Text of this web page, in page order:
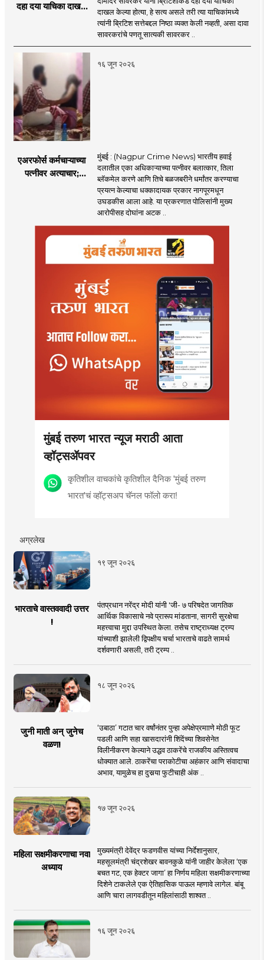
दहा दया याचिका दाखल
निष्ठा व्यक्त केली नाही’!
पणतू सात्यकी सावरकर
यांनी न्यायालयात सादर
केला दावा
दाखल केल्या होत्या, हे सत्य असले तरी त्या याचिकांमध्ये
त्यांनी ब्रिटिश सत्तेबद्दल निष्ठा व्यक्त केली नव्हती, असा दावा
सावरकरांचे पणतू सात्यकी सावरकर ..
१६ जून २०२६
एअरफोर्स कर्मचाऱ्याच्या
पत्नीवर अत्याचार;
मुंबई : (Nagpur Crime News) भारतीय हवाई
दलातील एका अधिकाऱ्याच्या पत्नीवर बलात्कार, तिला
ब्लॅकमेल करणे आणि तिचे बळजबरीने धर्मांतर करण्याचा
प्रयत्न केल्याचा धक्कादायक प्रकार नागपूरमधून
उघडकीस आला आहे. या प्रकरणात पोलिसांनी मुख्य
आरोपीसह दोघांना अटक ..
मुंबई तरुण भारत न्यूज मराठी आता
व्हॉट्सॲपवर
कृतिशील वाचकांचे कृतिशील दैनिक 'मुंबई तरुण
भारत'चं व्हॉट्सअप चॅनल फॉलो करा!
अग्रलेख
१९ जून २०२६
भारताचे वास्तववादी उत्तर
!
पंतप्रधान नरेंद्र मोदी यांनी 'जी- ७ परिषदेत जागतिक
आर्थिक विकासाचे नवे प्रारूप मांडताना, सागरी सुरक्षेचा
महत्त्वाचा मुद्दा उपस्थित केला. तसेच राष्ट्राध्यक्ष ट्रम्प
यांच्याशी झालेली द्विपक्षीय चर्चा भारताचे वाढते सामर्थ
दर्शवणारी असली, तरी ट्रम्प ..
१८ जून २०२६
जुनी माती अन् जुनेच
वळण!
‘उबाठा’ गटात चार वर्षांनंतर पुन्हा अपेक्षेप्रमााणे मोठी फूट
पडली आणि सहा खासदारांनी शिंदेंच्या शिवसेनेत
विलीनीकरण केल्याने उद्धव ठाकरेंचे राजकीय अस्तित्वच
धोक्यात आले. ठाकरेंचा पराकोटीचा अहंकार आणि संवादाचा
अभाव, यामुळेच हा दुसर्‍या फुटीचाही अंक ..
१७ जून २०२६
महिला सक्षमीकरणाचा नवा
अध्याय
मुख्यमंत्री देवेंद्र फडणवीस यांच्या निर्देशानुसार,
महसूलमंत्री चंद्रशेखर बावनकुळे यांनी जाहीर केलेला ‘एक
बचत गट, एक हेक्टर जागा’ हा निर्णय महिला सक्षमीकरणाच्या
दिशेने टाकलेले एक ऐतिहासिक पाऊल म्हणावे लागेल. बांबू
आणि चारा लागवडीतून महिलांसाठी शाश्वत ..
१६ जून २०२६